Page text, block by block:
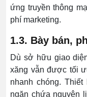
ứng truyền thông
phí marketing.
1.3. Bày bán,
Dù sở hữu giao
xăng vẫn được tối
nhanh chóng.
ngăn chứa nguyên